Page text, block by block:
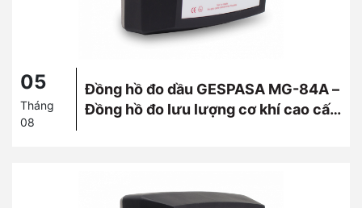
05
Tháng
08
Đồng hồ đo dầu GESPASA MG-84A –
Đồng hồ đo lưu lượng cơ khí cao cấp